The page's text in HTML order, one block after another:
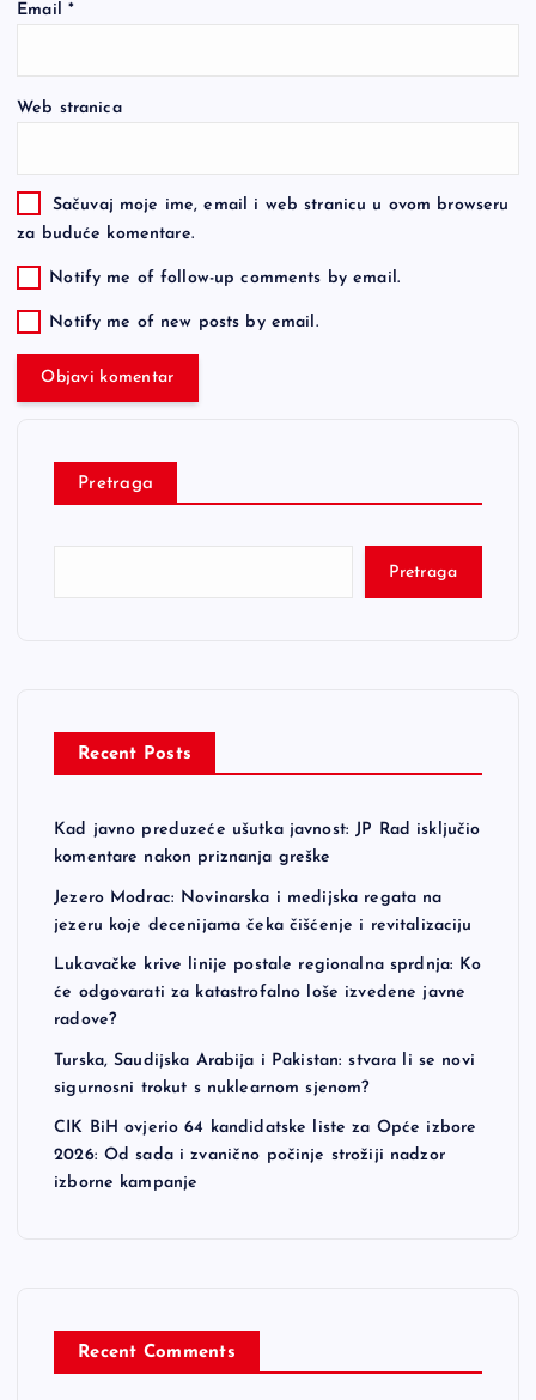
Email *
Web stranica
Sačuvaj moje ime, email i web stranicu u ovom browseru
za buduće komentare.
Notify me of follow-up comments by email.
Notify me of new posts by email.
Pretraga
Pretraga
Recent Posts
Kad javno preduzeće ušutka javnost: JP Rad isključio
komentare nakon priznanja greške
Jezero Modrac: Novinarska i medijska regata na
jezeru koje decenijama čeka čišćenje i revitalizaciju
Lukavačke krive linije postale regionalna sprdnja: Ko
će odgovarati za katastrofalno loše izvedene javne
radove?
Turska, Saudijska Arabija i Pakistan: stvara li se novi
sigurnosni trokut s nuklearnom sjenom?
CIK BiH ovjerio 64 kandidatske liste za Opće izbore
2026: Od sada i zvanično počinje strožiji nadzor
izborne kampanje
Recent Comments